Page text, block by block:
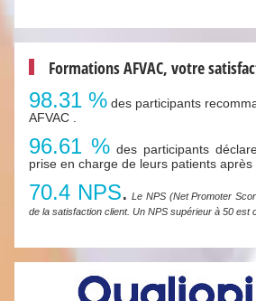
Formations AFVAC, votre
98.31 % des participants
AFVAC .
96.61 % des participants
prise en charge de leurs patients après
70.4 NPS. Le NPS (Net Promoter
de la satisfaction client. Un NPS supérieur à 50 est